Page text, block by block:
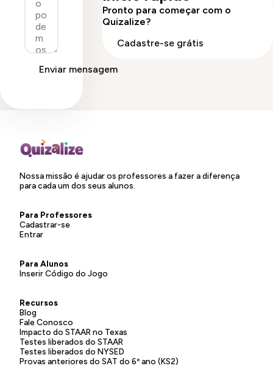
Enviar mensagem
Pronto para começar com o
Quizalize?
Cadastre-se grátis
Nossa missão é ajudar os professores a fazer a diferença
para cada um dos seus alunos.
Para Professores
Cadastrar-se
Entrar
Para Alunos
Inserir Código do Jogo
Recursos
Blog
Fale Conosco
Impacto do STAAR no Texas
Testes liberados do STAAR
Testes liberados do NYSED
Provas anteriores do SAT do 6º ano (KS2)